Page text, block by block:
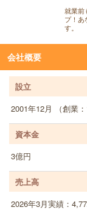
就業前
プ！あ
す。
会社概要
設立
2001年12月 （創業：
資本金
3億円
売上高
2026年3月実績：